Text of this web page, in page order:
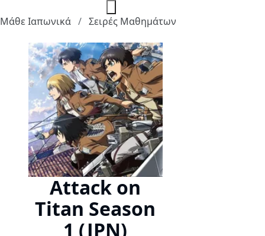
Μάθε Ιαπωνικά Σειρές Μαθημάτων
Attack on
Titan Season
1 (JPN)